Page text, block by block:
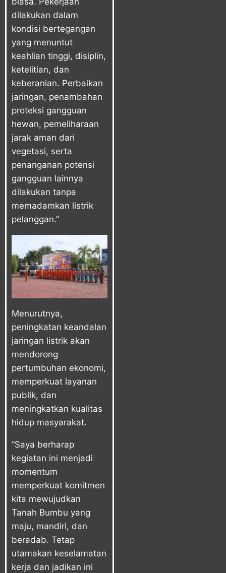
dilakukan dalam
kondisi bertegangan
yang menuntut
keahlian tinggi, disiplin,
ketelitian, dan
keberanian. Perbaikan
jaringan, penambahan
proteksi gangguan
hewan, pemeliharaan
jarak aman dari
vegetasi, serta
penanganan potensi
gangguan lainnya
dilakukan tanpa
memadamkan listrik
pelanggan.”
Menurutnya,
peningkatan keandalan
jaringan listrik akan
mendorong
pertumbuhan ekonomi,
memperkuat layanan
publik, dan
meningkatkan kualitas
hidup masyarakat.
“Saya berharap
kegiatan ini menjadi
momentum
memperkuat komitmen
kita mewujudkan
Tanah Bumbu yang
maju, mandiri, dan
beradab. Tetap
utamakan keselamatan
kerja dan jadikan ini